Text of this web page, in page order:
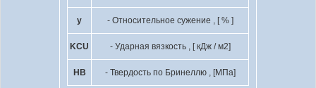
y - Относительное сужение , [ % ]
KCU - Ударная вязкость , [ кДж / м2]
HB - Твердость по Бринеллю , [МПа]